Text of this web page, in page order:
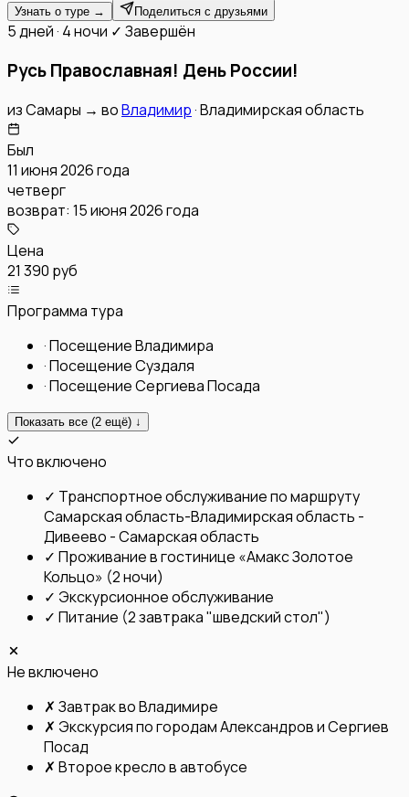
Узнать о туре → Поделиться с друзьями
5 дней · 4 ночи ✓ Завершён
Русь Православная! День России!
изСамары → воВладимир·Владимирская область
Был
11 июня 2026 года
четверг
возврат: 15 июня 2026 года
Цена
21 390 руб
Программа тура
·Посещение Владимира
·Посещение Суздаля
·Посещение Сергиева Посада
Показать все (2 ещё) ↓
Что включено
✓ Транспортное обслуживание по маршруту
Самарская область-Владимирская область -
Дивеево - Самарская область
✓ Проживание в гостинице «Амакс Золотое
Кольцо» (2 ночи)
✓ Экскурсионное обслуживание
✓ Питание (2 завтрака "шведский стол")
Не включено
✗ Завтрак во Владимире
✗ Экскурсия по городам Александров и Сергиев
Посад
✗ Второе кресло в автобусе